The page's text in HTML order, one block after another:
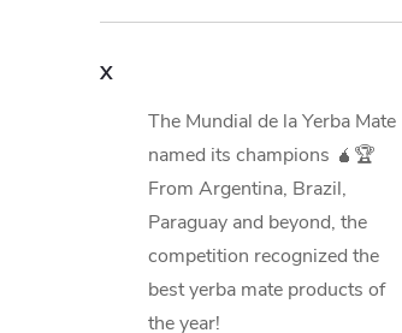
X
The Mundial de la Yerba Mate
named its champions 🧉🏆
From Argentina, Brazil,
Paraguay and beyond, the
competition recognized the
best yerba mate products of
the year!